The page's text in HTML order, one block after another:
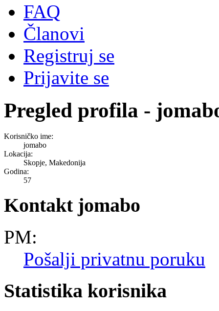
FAQ
Članovi
Registruj se
Prijavite se
Pregled profila -
Korisničko ime:
jomabo
Lokacija:
Skopje, Makedonija
Godina:
57
Kontakt jomabo
PM:
Pošalji privatnu poruku
Statistika korisnika